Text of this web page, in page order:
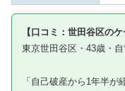
【口コミ：世田谷区のケ
東京世田谷区・43歳・
「自己破産から1年半